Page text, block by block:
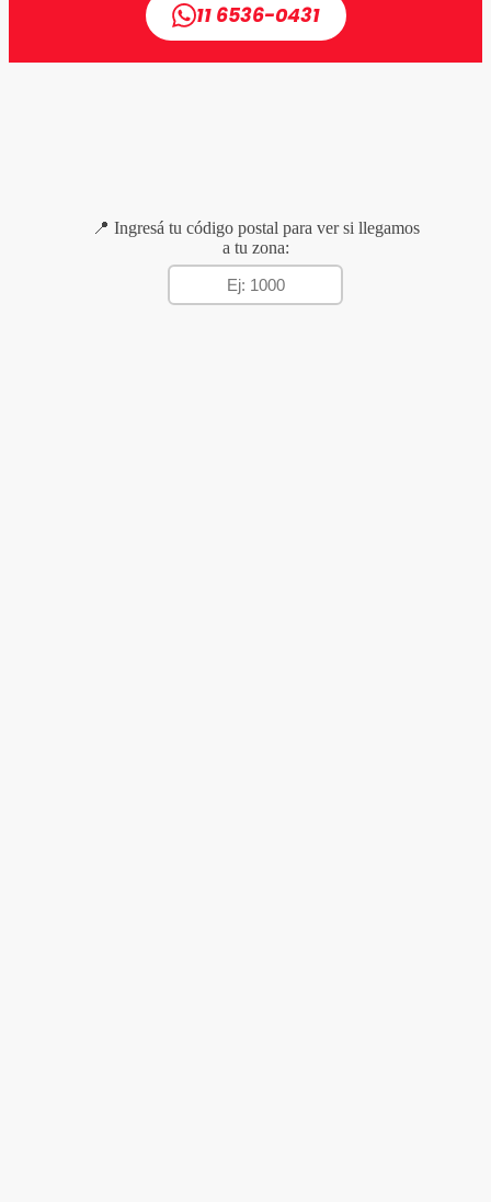
11 6536-0431
📍 Ingresá tu código postal para ver si llegamos
a tu zona: